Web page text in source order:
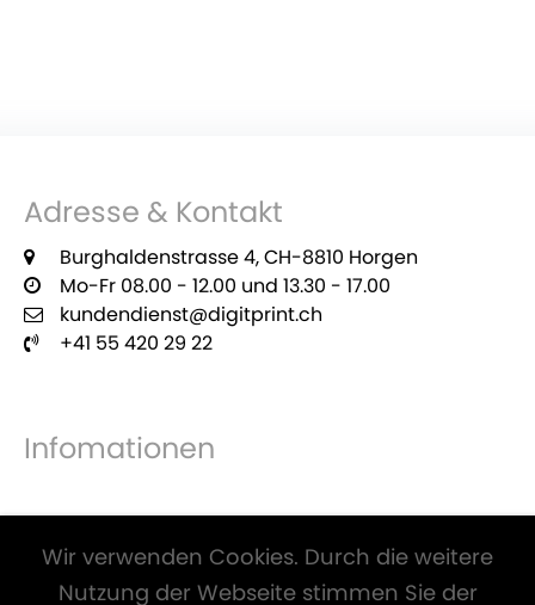
Adresse & Kontakt
Burghaldenstrasse 4, CH-8810 Horgen
Mo-Fr 08.00 - 12.00 und 13.30 - 17.00
kundendienst@digitprint.ch
+41 55 420 29 22
Infomationen
Wir verwenden Cookies. Durch die weitere
Nutzung der Webseite stimmen Sie der